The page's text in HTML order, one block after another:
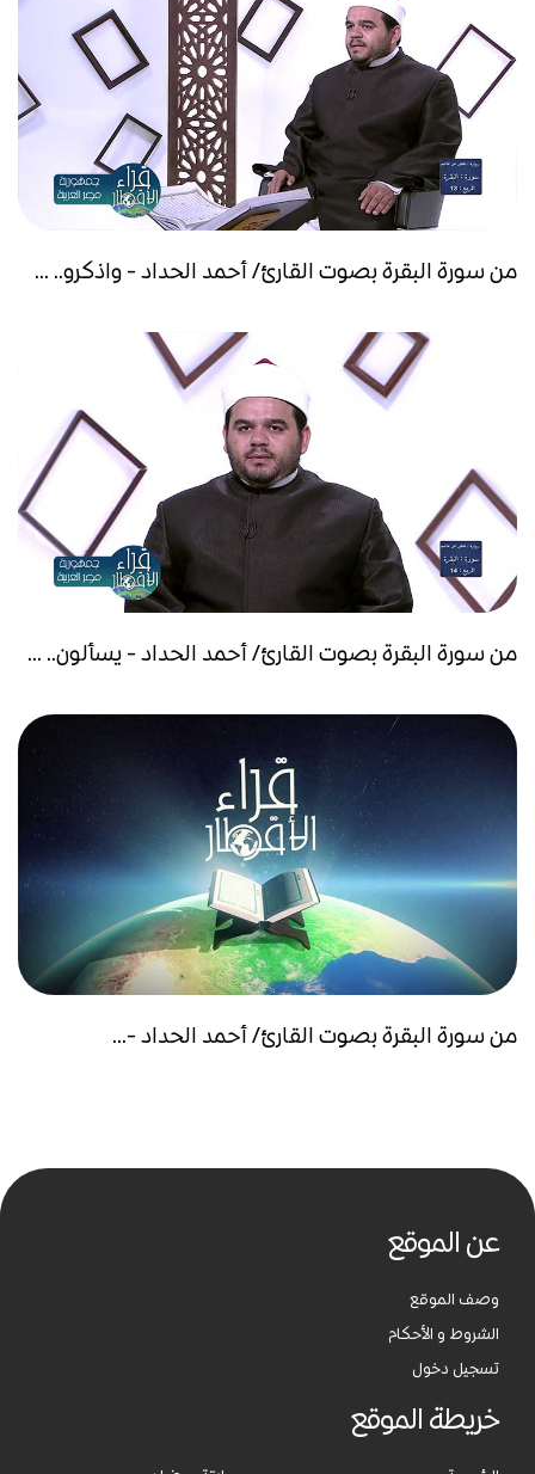
من سورة البقرة بصوت القارئ/ أحمد الحداد - واذكرو.. ...
من سورة البقرة بصوت القارئ/ أحمد الحداد - يسألون.. ...
من سورة البقرة بصوت القارئ/ أحمد الحداد -...
عن الموقع
وصف الموقع
الشروط و الأحكام
تسجيل دخول
خريطة الموقع